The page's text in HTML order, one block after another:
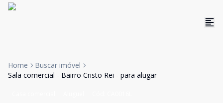
Home
Buscar imóvel
Sala comercial - Bairro Cristo Rei - para alugar